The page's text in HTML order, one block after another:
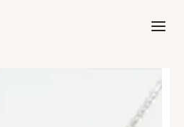
Aller à l'accueil de Crédit Municipal